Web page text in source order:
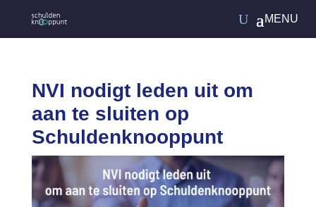
NVI nodigt leden uit om
aan te sluiten op
Schuldenknooppunt